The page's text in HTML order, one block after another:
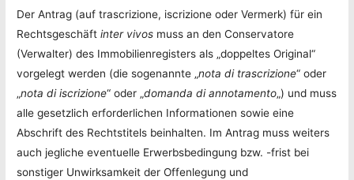
Der Antrag (auf trascrizione, iscrizione oder Vermerk) für ein
Rechtsgeschäftinter vivos muss an den Conservatore
(Verwalter) des Immobilienregisters als „doppeltes Original“
vorgelegt werden (die sogenannte „nota di trascrizione“ oder
„nota di iscrizione“ oder „domanda di annotamento„) und muss
alle gesetzlich erforderlichen Informationen sowie eine
Abschrift des Rechtstitels beinhalten. Im Antrag muss weiters
auch jegliche eventuelle Erwerbsbedingung bzw. -frist bei
sonstiger Unwirksamkeit der Offenlegung und